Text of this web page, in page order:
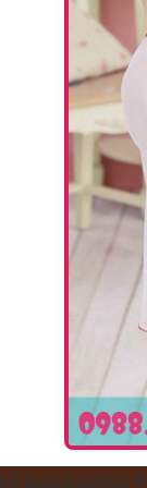
Ngủ Gợi Dục